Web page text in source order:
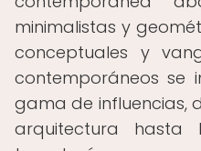
minimalistas y
conceptuales y
contemporáneos se
gama de influencias,
arquitectura